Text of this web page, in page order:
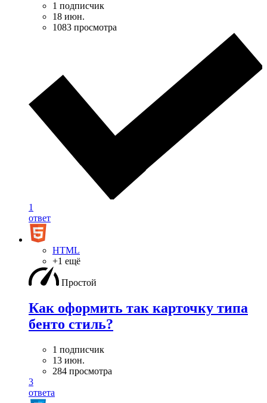
1 подписчик
18 июн.
1083 просмотра
1
ответ
HTML
+1 ещё
Простой
Как оформить так карточку типа
бенто стиль?
1 подписчик
13 июн.
284 просмотра
3
ответа